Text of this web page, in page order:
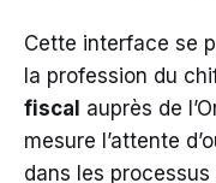
Cette interface se
la profession du
fiscal auprès de
mesure l’attente
dans les